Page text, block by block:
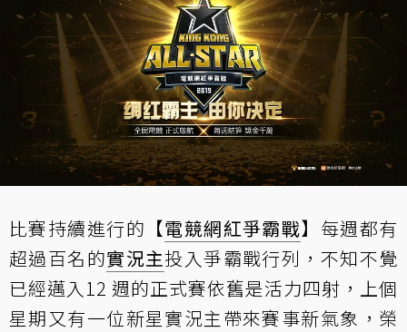
比賽持續進行的【電競網紅爭霸戰】每週都有
超過百名的實況主投入爭霸戰行列，不知不覺
已經邁入12 週的正式賽依舊是活力四射，上個
星期又有一位新星實況主帶來賽事新氣象，榮